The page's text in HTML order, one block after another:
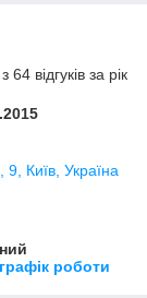
відгуків за рік
Київ, Україна
роботи